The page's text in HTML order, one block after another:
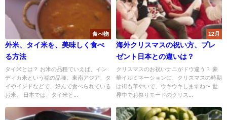
食べ物
外米、タイ米を、美味しく食べ
る方法
タイ米とは？ お米の品種でいえば、イン
ディカ米という稲の品種。東南アジア、タ
イやインドなどで、好んで食べられている
お米。 日本では、タイ米と...
12月
海外クリスマスの祝い方、プレ
ゼント日本との違いは？
クリスマスのお祝いナニがドウ違う？ 豪
華イルミネーションに、クリスマスの時期
は街も華やいで、ウキウキしますね〜 世
界中でお祭りモードのクリス...